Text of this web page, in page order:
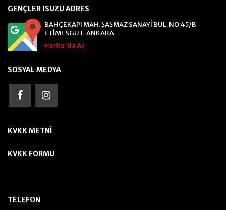
GENÇLER ISUZU ADRES
BAHÇEKAPI MAH. ŞAŞMAZ SANAYİ BUL. NO:45/B
ETİMESGUT-ANKARA
Harita'da Aç
SOSYAL MEDYA
KVKK METNI
KVKK FORMU
TELEFON